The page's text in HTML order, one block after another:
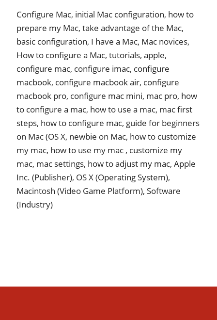
Configure Mac, initial Mac configuration, how to
prepare my Mac, take advantage of the Mac,
basic configuration, I have a Mac, Mac novices,
How to configure a Mac, tutorials, apple,
configure mac, configure imac, configure
macbook, configure macbook air, configure
macbook pro, configure mac mini, mac pro, how
to configure a mac, how to use a mac, mac first
steps, how to configure mac, guide for beginners
on Mac (OS X, newbie on Mac, how to customize
my mac, how to use my mac , customize my
mac, mac settings, how to adjust my mac, Apple
Inc. (Publisher), OS X (Operating System),
Macintosh (Video Game Platform), Software
(Industry)